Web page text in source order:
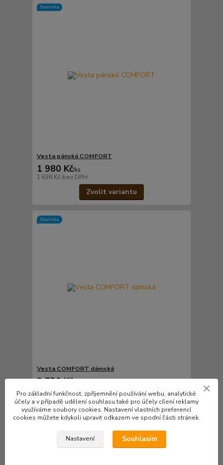
Novinka
Vesta pánská COMFORT
1 980 Kč/ks
1 636 Kč bez DPH
Zvolit variantu
Novinka
Vesta COMFORT dámská
2 750 Kč
2 273 Kč bez DPH
Zvolit variantu
Pro základní funkčnost, zpříjemnění používání webu, analytické
účely a v případě udělení souhlasu také pro účely cílení reklamy
využíváme soubory cookies. Nastavení vlastních preferencí
cookies můžete kdykoli upravit odkazem ve spodní části stránek.
Nastavení Souhlasím